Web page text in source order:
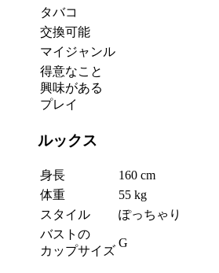
タバコ
交換可能
マイジャンル
得意なこと
興味がある
プレイ
ルックス
身長
160 cm
体重
55 kg
スタイル
ぽっちゃり
バストの
カップサイズ
G